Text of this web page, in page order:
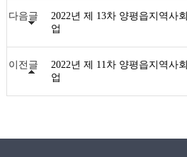
다음글
2022년 제 13차 양평읍지역사
업
이전글
2022년 제 11차 양평읍지역사
업